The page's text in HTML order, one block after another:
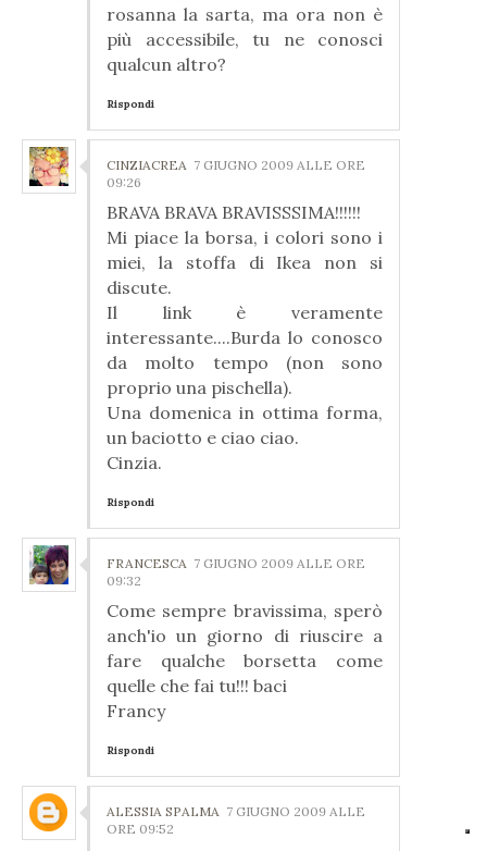
rosanna la sarta, ma ora non è
più accessibile, tu ne conosci
qualcun altro?
Rispondi
CINZIACREA 7 GIUGNO 2009 ALLE ORE
09:26
BRAVA BRAVA BRAVISSSIMA!!!!!!
Mi piace la borsa, i colori sono i
miei, la stoffa di Ikea non si
discute.
Il link è veramente
interessante....Burda lo conosco
da molto tempo (non sono
proprio una pischella).
Una domenica in ottima forma,
un baciotto e ciao ciao.
Cinzia.
Rispondi
FRANCESCA 7 GIUGNO 2009 ALLE ORE
09:32
Come sempre bravissima, sperò
anch'io un giorno di riuscire a
fare qualche borsetta come
quelle che fai tu!!! baci
Francy
Rispondi
ALESSIA SPALMA 7 GIUGNO 2009 ALLE
ORE 09:52